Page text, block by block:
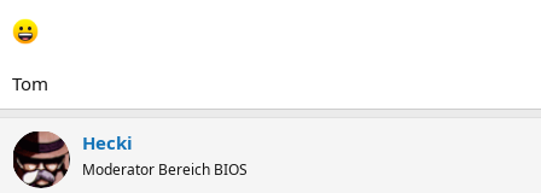
Tom
Hecki
Moderator Bereich BIOS